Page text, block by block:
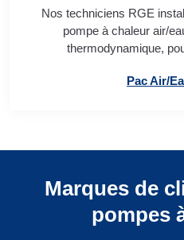
Nos techniciens RGE
pompe à chaleur air/
thermodynamique,
Pac Air/
Marques de
pompes